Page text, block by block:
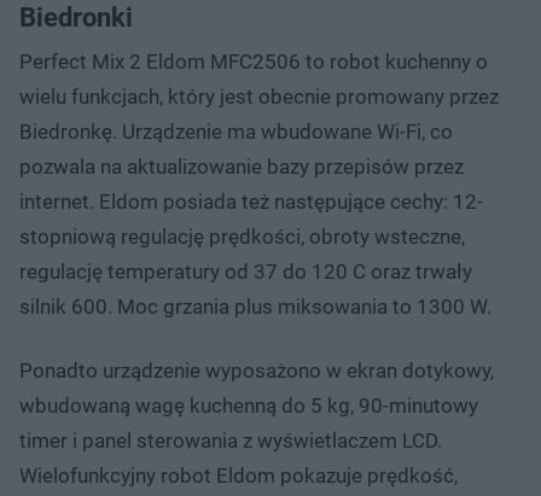
Biedronki
Perfect Mix 2 Eldom MFC2506 to robot kuchenny o
wielu funkcjach, który jest obecnie promowany przez
Biedronkę. Urządzenie ma wbudowane Wi-Fi, co
pozwala na aktualizowanie bazy przepisów przez
internet. Eldom posiada też następujące cechy: 12-
stopniową regulację prędkości, obroty wsteczne,
regulację temperatury od 37 do 120 C oraz trwały
silnik 600. Moc grzania plus miksowania to 1300 W.
Ponadto urządzenie wyposażono w ekran dotykowy,
wbudowaną wagę kuchenną do 5 kg, 90-minutowy
timer i panel sterowania z wyświetlaczem LCD.
Wielofunkcyjny robot Eldom pokazuje prędkość,